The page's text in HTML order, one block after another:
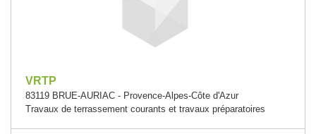
VRTP
83119 BRUE-AURIAC - Provence-Alpes-Côte d'Azur
Travaux de terrassement courants et travaux préparatoires